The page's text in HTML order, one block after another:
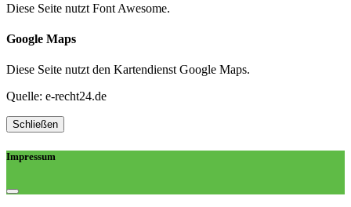
Diese Seite nutzt Font Awesome.
Google Maps
Diese Seite nutzt den Kartendienst Google Maps.
Quelle: e-recht24.de
Schließen
Impressum